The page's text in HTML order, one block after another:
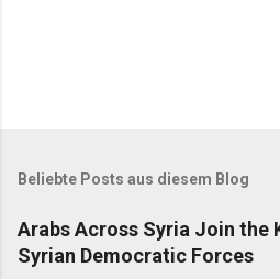
Beliebte Posts aus diesem Blog
Arabs Across Syria Join the
Syrian Democratic Forces